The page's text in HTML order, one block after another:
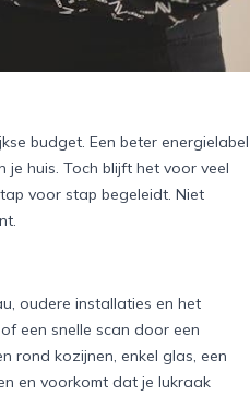
budget. Een beter energielabel
huis. Toch blijft het voor veel
voor stap begeleidt. Niet
oudere installaties en het
een snelle scan door een
rond kozijnen, enkel glas, een
en voorkomt dat je lukraak